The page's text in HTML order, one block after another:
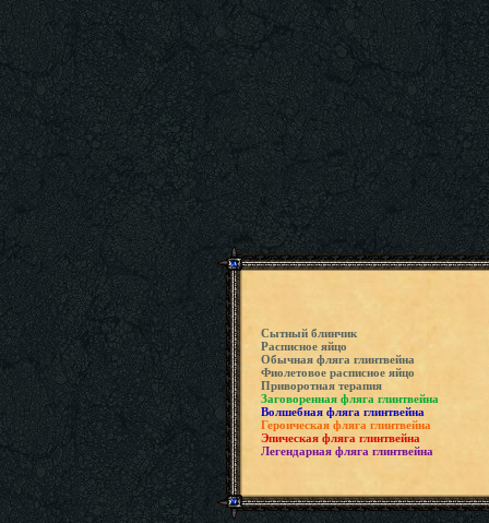
Сытный блинчик
Расписное яйцо
Обычная фляга глинтвейна
Фиолетовое расписное яйцо
Приворотная терапия
Заговоренная фляга глинтвейна
Волшебная фляга глинтвейна
Героическая фляга глинтвейна
Эпическая фляга глинтвейна
Легендарная фляга глинтвейна